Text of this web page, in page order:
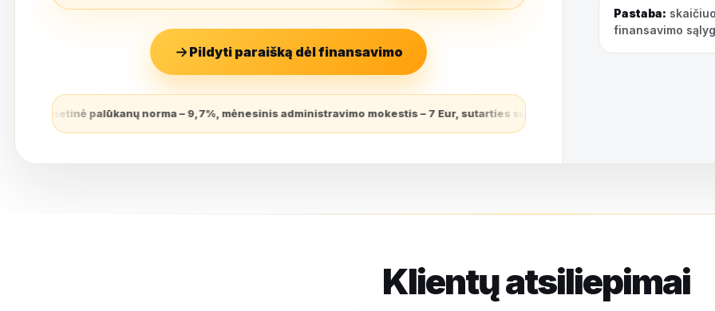
Pildyti paraišką dėl finansavimo
norma – 9,7%, mėnesinis administravimo mokestis – 7 Eur, sutarties sudarymo mokestis – 3,9% (finansuojamas sutarties
Pastaba:
finansavimo
Klientų atsiliepimai